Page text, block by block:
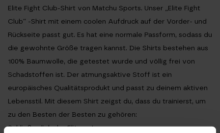
Elite Fight Club-Shirt von Matchu Sports. Unser „Elite Fight
Club“ -Shirt mit einem coolen Aufdruck auf der Vorder- und
Rückseite passt gut. Es hat eine normale Passform, sodass du
die gewohnte Größe tragen kannst. Die Shirts bestehen aus
100% Baumwolle, die getestet wurde und völlig frei von
Schadstoffen ist. Der atmungsaktive Stoff ist ein
europäisches Qualitätsprodukt und passt zu deinem aktiven
Lebensstil. Mit diesem Shirt zeigst du, dass du trainierst, um
zu den Besten der Besten zu gehören:
Schließe dich der Elite an!